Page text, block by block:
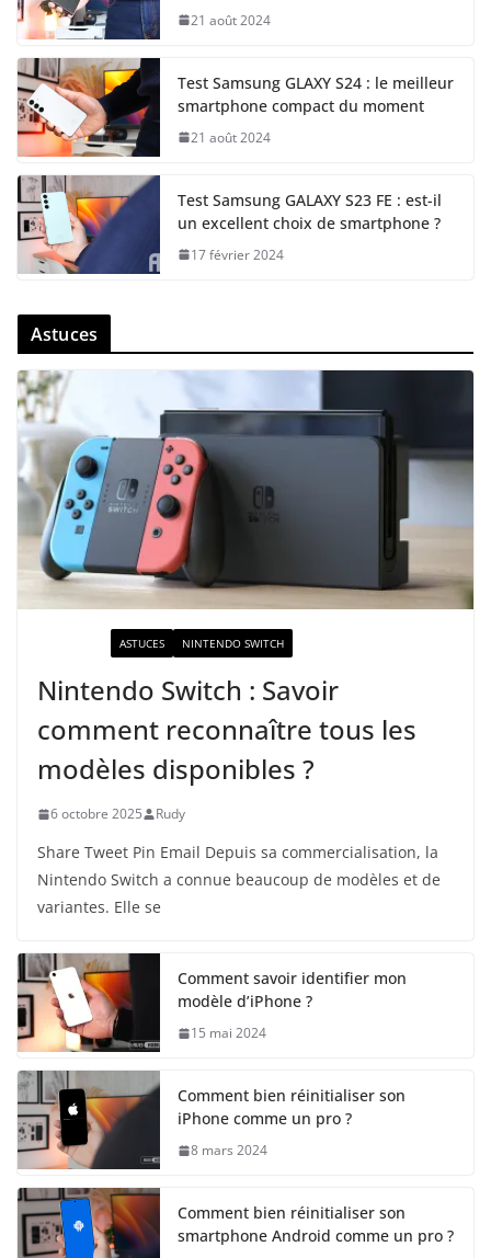
21 août 2024
Test Samsung GLAXY S24 : le meilleur
smartphone compact du moment
21 août 2024
Test Samsung GALAXY S23 FE : est-il
un excellent choix de smartphone ?
17 février 2024
Astuces
ASTUCES NINTENDO SWITCH
Nintendo Switch : Savoir
comment reconnaître tous les
modèles disponibles ?
6 octobre 2025 Rudy
Share Tweet Pin Email Depuis sa commercialisation, la
Nintendo Switch a connue beaucoup de modèles et de
variantes. Elle se
Comment savoir identifier mon
modèle d’iPhone ?
15 mai 2024
Comment bien réinitialiser son
iPhone comme un pro ?
8 mars 2024
Comment bien réinitialiser son
smartphone Android comme un pro ?